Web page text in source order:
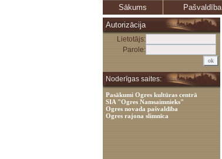
Sākums
Pašvaldība
Autorizācija
Lietotājs:
Parole:
Noderīgas saites:
Pasākumi Ogres kultūras centrā
SIA "Ogres Namsaimnieks"
Ogres novada pašvaldība
Ogres rajona slimnīca